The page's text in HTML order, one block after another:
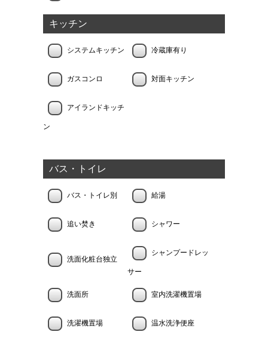
キッチン
システムキッチン 冷蔵庫有り
ガスコンロ 対面キッチン
アイランドキッチ
ン
バス・トイレ
バス・トイレ別 給湯
追い焚き シャワー
洗面化粧台独立
シャンプードレッ
サー
洗面所 室内洗濯機置場
洗濯機置場 温水洗浄便座